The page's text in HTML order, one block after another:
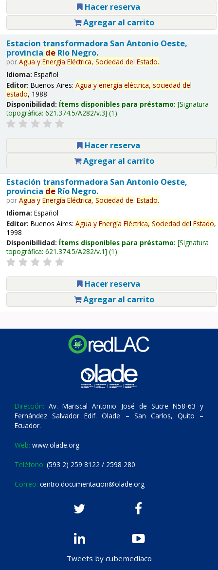
Hacer reserva
Agregar al carrito
Estacion transformadora San Antonio Oeste,
provincia deRío Negro.
por Agua y Energía Eléctrica, Sociedad del Estado.
Idioma: Español
Editor: Buenos Aires: Agua y energía eléctrica, sociedad del
estado, 1988
Disponibilidad: Ítems disponibles para préstamo: Signatura
topográfica: 621.374.5/A282/v.3 (1).
Hacer reserva
Agregar al carrito
Estación transformadora San Antonio Oeste,
provincia deRío Negro.
por Agua y Energía Eléctrica, Sociedad del Estado.
Idioma: Español
Editor: Buenos Aires: Agua y Energía Eléctrica, Sociedad del Estado,
1998
Disponibilidad: Ítems disponibles para préstamo: Signatura
topográfica: 621.374.5/A282/v.1 (1).
Hacer reserva
Agregar al carrito
Dirección: Av. Mariscal Antonio José de Sucre N58-63 y
Fernández Salvador Edif. Olade – San Carlos, Quito –
Ecuador.
Web: www.olade.org
Teléfono: (593 2) 259 8122 / 2598 280
Correo: centro.documentacion@olade.org
Tweets by cubemediaco